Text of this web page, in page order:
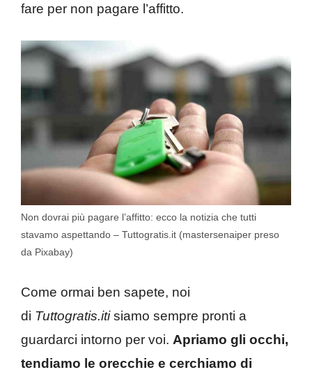
fare per non pagare l’affitto.
Non dovrai più pagare l’affitto: ecco la notizia che tutti
stavamo aspettando – Tuttogratis.it (mastersenaiper preso
da Pixabay)
Come ormai ben sapete, noi
di Tuttogratis.itisiamo sempre pronti a
guardarci intorno per voi. Apriamo gli occhi,
tendiamo le orecchie e cerchiamo di